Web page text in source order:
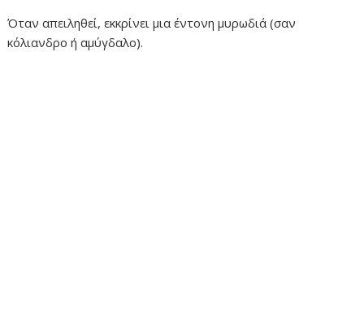
Όταν απειληθεί, εκκρίνει μια έντονη μυρωδιά (σαν
κόλιανδρο ή αμύγδαλο).